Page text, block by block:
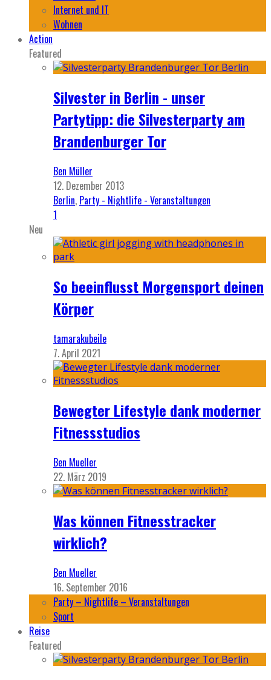
Internet und IT
Wohnen
Action
Featured
Silvester in Berlin - unser
Partytipp: die Silvesterparty am
Brandenburger Tor
Ben Müller
12. Dezember 2013
Berlin, Party - Nightlife - Veranstaltungen
1
Neu
So beeinflusst Morgensport deinen
Körper
tamarakubeile
7. April 2021
Bewegter Lifestyle dank moderner
Fitnessstudios
Ben Mueller
22. März 2019
Was können Fitnesstracker
wirklich?
Ben Mueller
16. September 2016
Party – Nightlife – Veranstaltungen
Sport
Reise
Featured